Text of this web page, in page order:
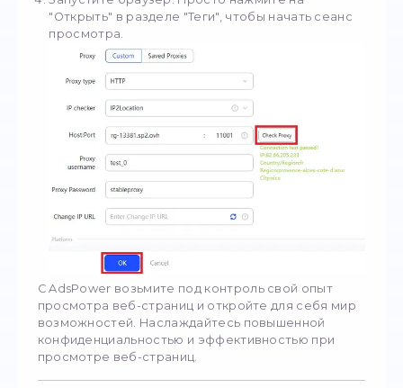
Заполните настройки прокси-сервера,
на данные в вашей панели управления.
Чтобы убедиться, что прокси работает
корректно, нажмите "Проверить прокси"
проверьте его статус.